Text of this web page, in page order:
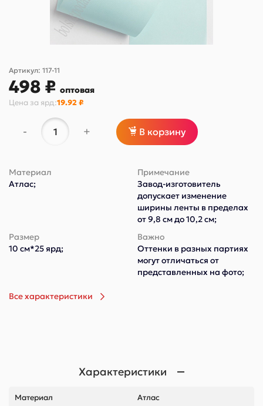
Артикул: 117-11
498 ₽ оптовая
Цена за ярд:19.92 ₽
- + В корзину
Материал
Атлас;
Примечание
Завод-изготовитель
допускает изменение
ширины ленты в пределах
от 9,8 см до 10,2 см;
Размер
10 см*25 ярд;
Важно
Оттенки в разных партиях
могут отличаться от
представленных на фото;
Все характеристики
Характеристики
Материал Атлас